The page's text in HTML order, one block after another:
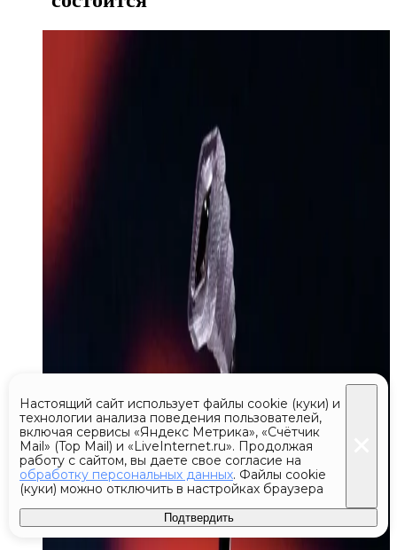
Настоящий сайт использует файлы cookie (куки) и
технологии анализа поведения пользователей,
включая сервисы «Яндекс Метрика», «Счётчик
Mail» (Top Mail) и «LiveInternet.ru». Продолжая
работу с сайтом, вы даете свое согласие на
обработку персональных данных. Файлы cookie
(куки) можно отключить в настройках браузера
Подтвердить